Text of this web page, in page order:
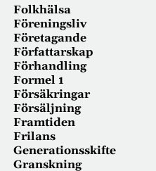
Folkhälsa
Föreningsliv
Företagande
Författarskap
Förhandling
Formel 1
Försäkringar
Försäljning
Framtiden
Frilans
Generationsskifte
Granskning